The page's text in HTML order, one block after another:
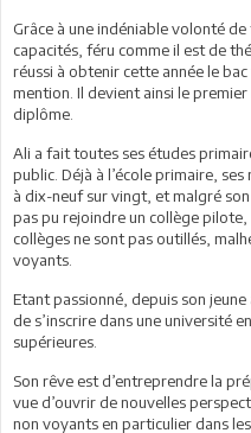
Grâce à une indéniable volonté
capacités, féru comme il est de
réussi à obtenir cette année le bac
mention. Il devient ainsi le
diplôme.
Ali a fait toutes ses études
public. Déjà à l’école primaire,
à dix-neuf sur vingt, et malgré son
pas pu rejoindre un collège
collèges ne sont pas outillés,
voyants.
Etant passionné, depuis son
de s’inscrire dans une université
supérieures.
Son rêve est d’entreprendre la
vue d’ouvrir de nouvelles
non voyants en particulier dans